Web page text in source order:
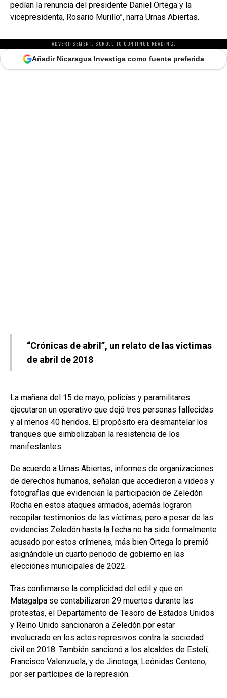
pedían la renuncia del presidente Daniel Ortega y la
vicepresidenta, Rosario Murillo”, narra Urnas Abiertas.
ADVERTISEMENT. SCROLL TO CONTINUE READING.
Añadir Nicaragua Investiga como fuente preferida
“Crónicas de abril”, un relato de las víctimas
de abril de 2018
La mañana del 15 de mayo, policías y paramilitares
ejecutaron un operativo que dejó tres personas fallecidas
y al menos 40 heridos. El propósito era desmantelar los
tranques que simbolizaban la resistencia de los
manifestantes.
De acuerdo a Urnas Abiertas, informes de organizaciones
de derechos humanos, señalan que accedieron a videos y
fotografías que evidencian la participación de Zeledón
Rocha en estos ataques armados, además lograron
recopilar testimonios de las víctimas, pero a pesar de las
evidencias Zeledón hasta la fecha no ha sido formalmente
acusado por estos crímenes, más bien Ortega lo premió
asignándole un cuarto periodo de gobierno en las
elecciones municipales de 2022.
Tras confirmarse la complicidad del edil y que en
Matagalpa se contabilizaron 29 muertos durante las
protestas, el Departamento de Tesoro de Estados Unidos
y Reino Unido sancionaron a Zeledón por estar
involucrado en los actos represivos contra la sociedad
civil en 2018. También sancionó a los alcaldes de Estelí,
Francisco Valenzuela, y de Jinotega, Leónidas Centeno,
por ser partícipes de la represión.